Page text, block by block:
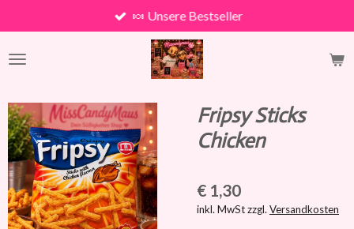
Hauptinhalt
springen
🍬 Unsere Bestseller
Fripsy Sticks
Chicken
€ 1,30
inkl. MwSt zzgl. Versandkosten